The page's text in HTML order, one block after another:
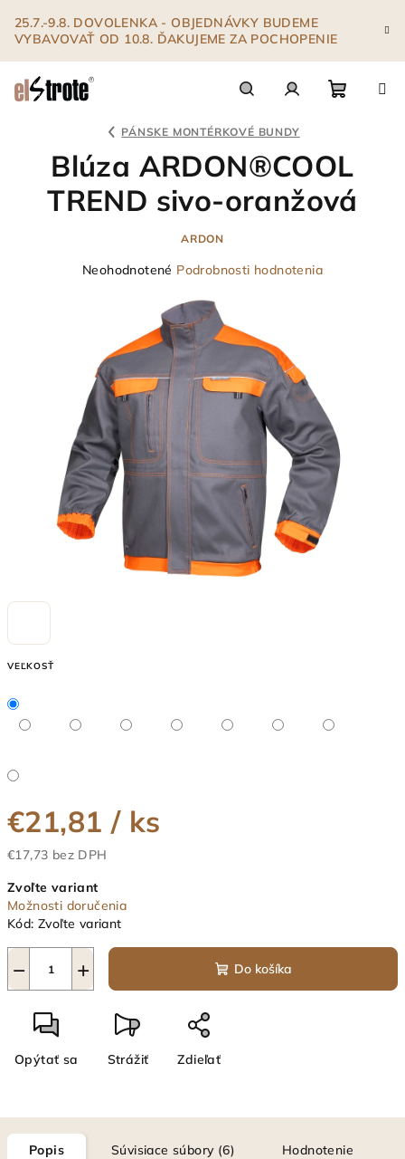
obsah
25.7.-9.8. DOVOLENKA - OBJEDNÁVKY BUDEME
VYBAVOVAŤ OD 10.8. ĎAKUJEME ZA POCHOPENIE
košík
PÁNSKE MONTÉRKOVÉ BUNDY
VEĽKOSŤ
€21,81 / ks
€17,73 bez DPH
cena:
Zvoľte variant
Možnosti doručenia
Kód: Zvoľte variant
+
− Do košíka
Opýtať sa Strážiť Zdieľať
Blúza ARDON®COOL
TREND sivo-oranžová
ARDON
Priemerné
hviezdičiek.
Neohodnotené Podrobnosti hodnotenia
Popis Súvisiace súbory (6) Hodnotenie